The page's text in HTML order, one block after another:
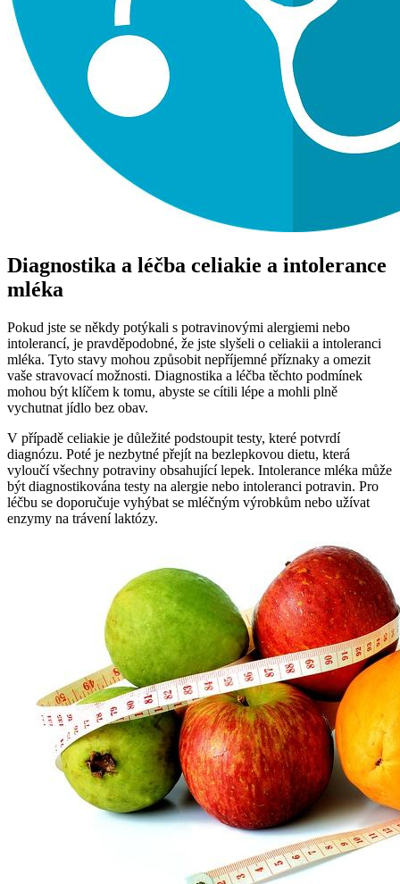
Diagnostika a léčba celiakie a intolerance
mléka
Pokud jste se někdy potýkali s potravinovými alergiemi nebo
intolerancí, je pravděpodobné, že jste slyšeli o celiakii a intoleranci
mléka. Tyto stavy mohou způsobit nepříjemné příznaky a omezit
vaše stravovací možnosti. Diagnostika a léčba těchto podmínek
mohou být klíčem k tomu, abyste se cítili lépe a mohli plně
vychutnat jídlo bez obav.
V případě celiakie je důležité podstoupit testy, které potvrdí
diagnózu. Poté je nezbytné přejít na bezlepkovou dietu, která
vyloučí všechny potraviny obsahující lepek. Intolerance mléka může
být diagnostikována testy na alergie nebo intoleranci potravin. Pro
léčbu se doporučuje vyhýbat se mléčným výrobkům nebo užívat
enzymy na trávení laktózy.